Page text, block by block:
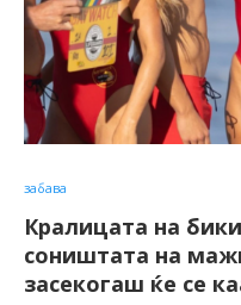
забава
Кралицата на
соништата на
засекогаш ќе се